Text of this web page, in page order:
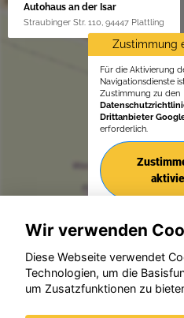
Autohaus an der Isar
Straubinger Str. 110, 94447 Plattling
Zustimmung
Für die Aktivierung
Navigationsdienste
Zustimmung zu den
Drittanbieter
erforderlich.
© konjunkturmotor.de
Wir verwenden
Diese Webseite verwendet
Technologien, um die
um Zusatzfunktionen zu